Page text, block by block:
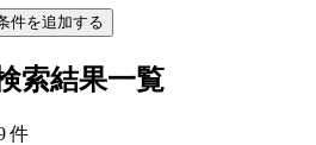
件を追加する
索結果一覧
件